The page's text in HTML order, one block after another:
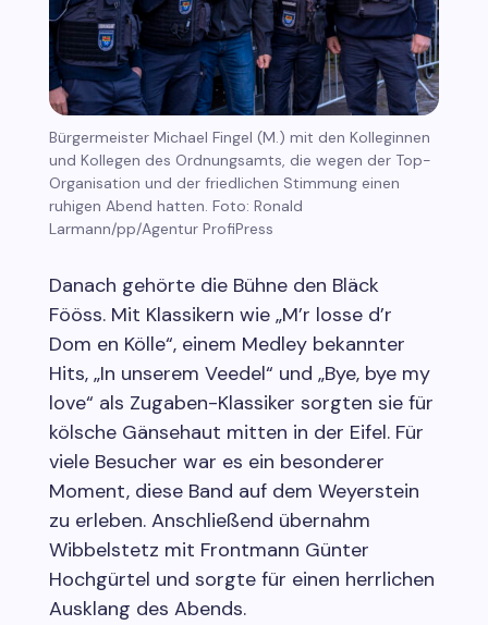
Bürgermeister Michael Fingel (M.) mit den Kolleginnen
und Kollegen des Ordnungsamts, die wegen der Top-
Organisation und der friedlichen Stimmung einen
ruhigen Abend hatten. Foto: Ronald
Larmann/pp/Agentur ProfiPress
Danach gehörte die Bühne den Bläck
Fööss. Mit Klassikern wie „M’r losse d’r
Dom en Kölle“, einem Medley bekannter
Hits, „In unserem Veedel“ und „Bye, bye my
love“ als Zugaben-Klassiker sorgten sie für
kölsche Gänsehaut mitten in der Eifel. Für
viele Besucher war es ein besonderer
Moment, diese Band auf dem Weyerstein
zu erleben. Anschließend übernahm
Wibbelstetz mit Frontmann Günter
Hochgürtel und sorgte für einen herrlichen
Ausklang des Abends.